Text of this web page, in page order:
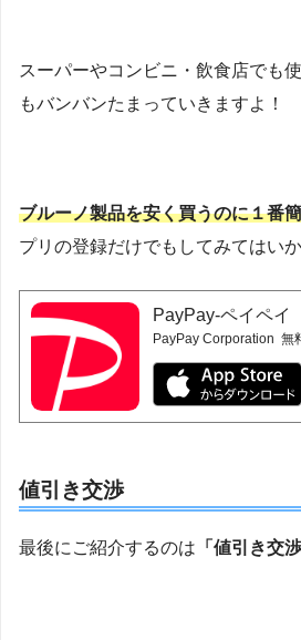
スーパーやコンビニ・飲食店でも
もバンバンたまっていきますよ！
ブルーノ製品を安く買うのに１番
プリの登録だけでもしてみてはい
PayPay-ペイペイ
PayPay Corporation 無
値引き交渉
最後にご紹介するのは 「値引き交渉